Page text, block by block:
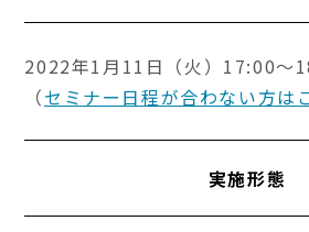
2022年1月11日（火）17:00～
（セミナー日程が合わない方は
実施形態